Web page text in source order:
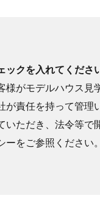
クを入れてくださ
がモデルハウス見
責任を持って管理
ただき、法令等
ーをご参照ください。